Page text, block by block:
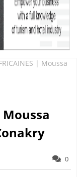
| Moussa
Moussa
0